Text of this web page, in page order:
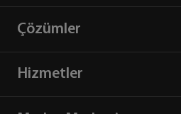
Çözümler
Hizmetler